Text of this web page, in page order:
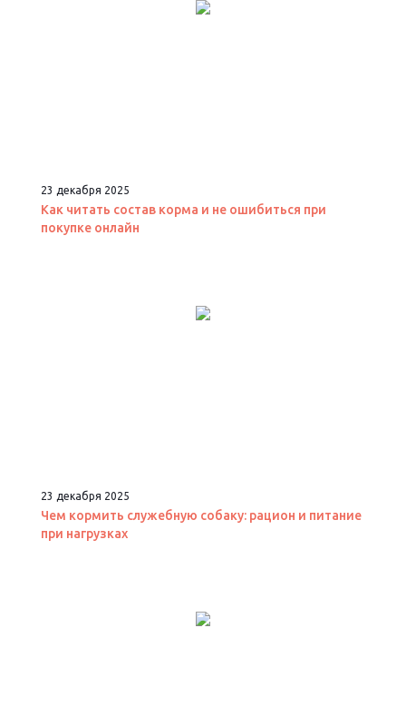
23 декабря 2025
Как читать состав корма и не ошибиться при
покупке онлайн
23 декабря 2025
Чем кормить служебную собаку: рацион и питание
при нагрузках